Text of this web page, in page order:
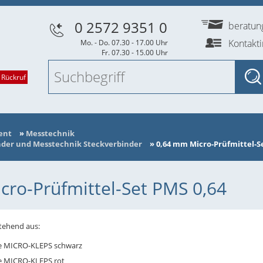
» Messtechnik
und Messtechnik Steckverbinder
»0,64 mm Micro-Prüfmittel-
Prüfmittel-Set PMS 0,64
aus:
KLEPS schwarz
KLEPS rot
0 2572 9351 0
Mo. - Do. 07.30 - 17.00 Uhr
Fr. 07.30 - 15.00 Uhr